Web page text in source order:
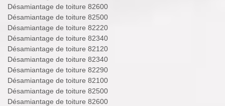
Désamiantage de toiture 82600
Désamiantage de toiture 82500
Désamiantage de toiture 82220
Désamiantage de toiture 82340
Désamiantage de toiture 82120
Désamiantage de toiture 82340
Désamiantage de toiture 82290
Désamiantage de toiture 82100
Désamiantage de toiture 82500
Désamiantage de toiture 82600